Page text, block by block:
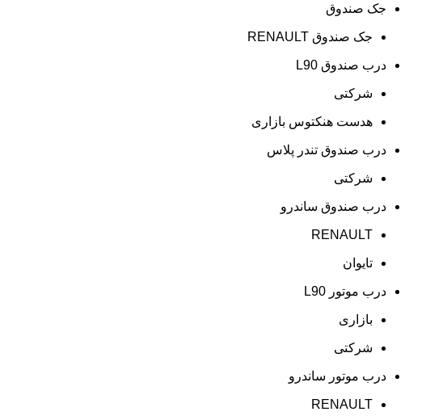
جک صندوق
جک صندوق RENAULT
درب صندوق L90
شرکتی
هدست هنکتوس بازاری
درب صندوق تندر پلاس
شرکتی
درب صندوق ساندرو
RENAULT
تایوان
درب موتور L90
بازاری
شرکتی
درب موتور ساندرو
RENAULT